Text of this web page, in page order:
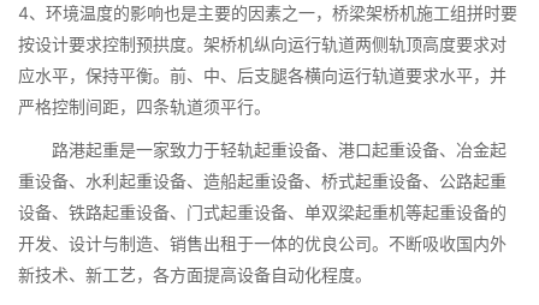
4、环境温度的影响也是主要的因素之一，桥梁架桥机施工组拼时要
按设计要求控制预拱度。架桥机纵向运行轨道两侧轨顶高度要求对
应水平，保持平衡。前、中、后支腿各横向运行轨道要求水平，并
严格控制间距，四条轨道须平行。
路港起重是一家致力于轻轨起重设备、港口起重设备、冶金起
重设备、水利起重设备、造船起重设备、桥式起重设备、公路起重
设备、铁路起重设备、门式起重设备、单双梁起重机等起重设备的
开发、设计与制造、销售出租于一体的优良公司。不断吸收国内外
新技术、新工艺，各方面提高设备自动化程度。